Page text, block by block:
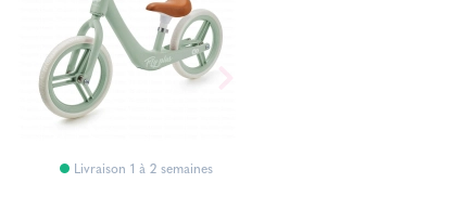
Livraison 1 à 2 semaines